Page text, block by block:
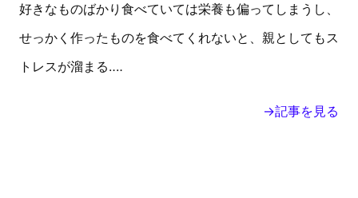
好きなものばかり食べていては栄養も偏ってしまうし、
せっかく作ったものを食べてくれないと、親としてもス
トレスが溜まる‥‥
→記事を見る